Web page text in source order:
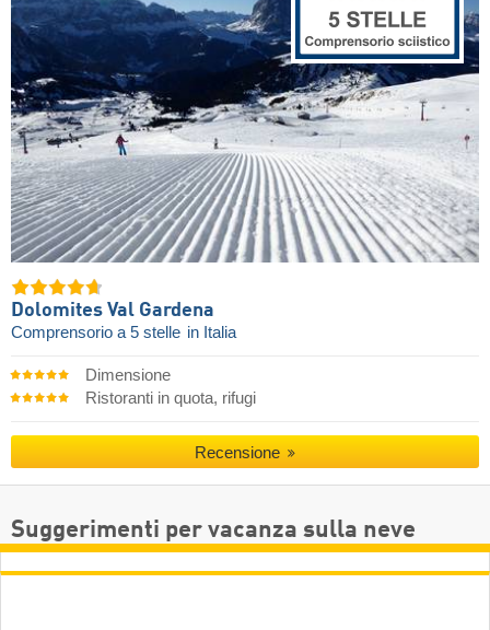
Dolomites Val Gardena
Comprensorio a 5 stelle in Italia
Dimensione
Ristoranti in quota, rifugi
Recensione
Suggerimenti per vacanza sulla neve